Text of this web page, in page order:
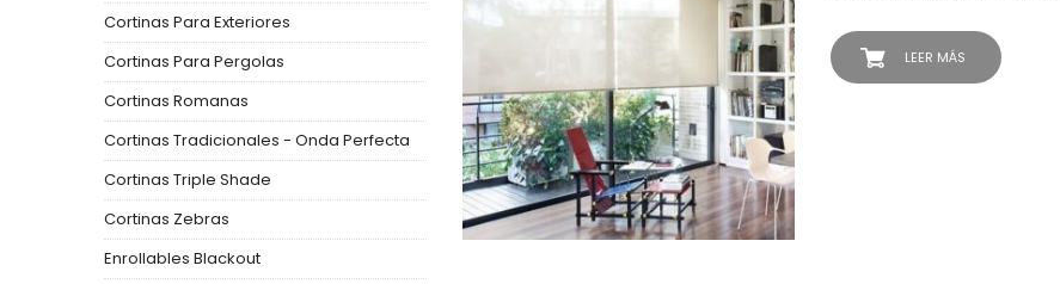
Cortinas Para Exteriores
Cortinas Para Pergolas
Cortinas Romanas
Cortinas Tradicionales - Onda Perfecta
Cortinas Triple Shade
Cortinas Zebras
Enrollables Blackout
LEER MÁS